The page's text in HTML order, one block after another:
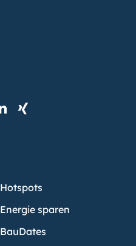
Hotspots
Energie sparen
BauDates